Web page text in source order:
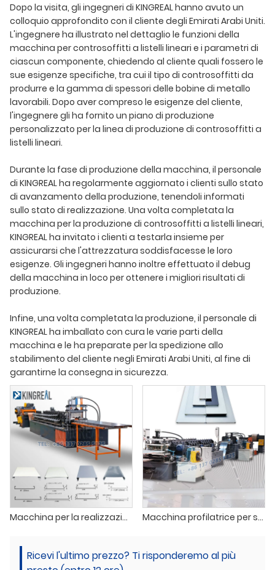
Dopo la visita, gli ingegneri di KINGREAL hanno avuto un
colloquio approfondito con il cliente degli Emirati Arabi Uniti.
L'ingegnere ha illustrato nel dettaglio le funzioni della
macchina per controsoffitti a listelli lineari e i parametri di
ciascun componente, chiedendo al cliente quali fossero le
sue esigenze specifiche, tra cui il tipo di controsoffitti da
produrre e la gamma di spessori delle bobine di metallo
lavorabili. Dopo aver compreso le esigenze del cliente,
l'ingegnere gli ha fornito un piano di produzione
personalizzato per la linea di produzione di controsoffitti a
listelli lineari.
Durante la fase di produzione della macchina, il personale
di KINGREAL ha regolarmente aggiornato i clienti sullo stato
di avanzamento della produzione, tenendoli informati
sullo stato di realizzazione. Una volta completata la
macchina per la produzione di controsoffitti a listelli lineari,
KINGREAL ha invitato i clienti a testarla insieme per
assicurarsi che l'attrezzatura soddisfacesse le loro
esigenze. Gli ingegneri hanno inoltre effettuato il debug
della macchina in loco per ottenere i migliori risultati di
produzione.
Infine, una volta completata la produzione, il personale di
KINGREAL ha imballato con cura le varie parti della
macchina e le ha preparate per la spedizione allo
stabilimento del cliente negli Emirati Arabi Uniti, al fine di
garantirne la consegna in sicurezza.
Macchina per la realizzazione di controsoffitti a strisce metalliche lineari Macchina profilatrice per soffitti a strisce lineari
Ricevi l'ultimo prezzo? Ti risponderemo al più